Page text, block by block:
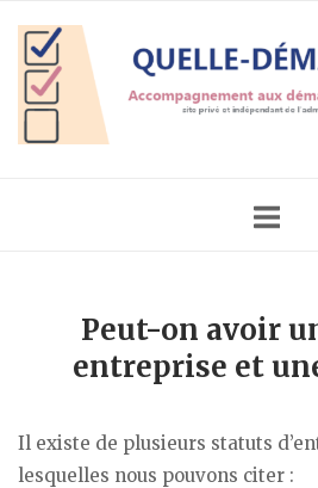
content
Home
Peut-on avoir
entreprise et
Il existe de plusieurs statuts
lesquelles nous pouvons citer :